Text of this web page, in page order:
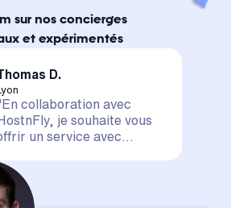
sur nos concierges
et expérimentés
D.
collaboration avec
je souhaite vous
un service avec
est entre de
mains, il sera mis en
et géré de A à Z. La